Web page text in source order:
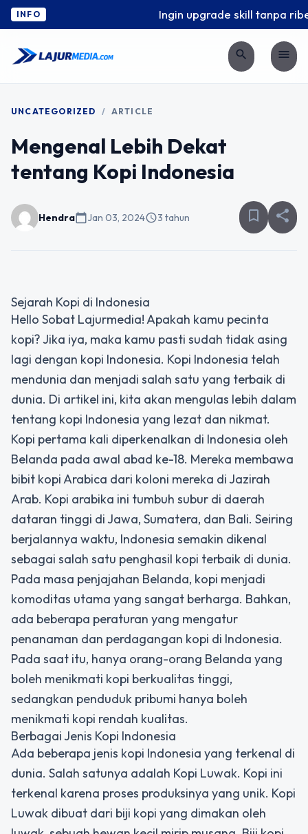
INFO Ingin upgrade skill tanpa
search menu
UNCATEGORIZED / ARTICLE
Mengenal Lebih Dekat
tentang Kopi Indonesia
Hendracalendar_todayJan 03, 2024schedule3 tahun bookmark_border share
Sejarah Kopi di Indonesia
Hello Sobat Lajurmedia! Apakah kamu pecinta
kopi? Jika iya, maka kamu pasti sudah tidak asing
lagi dengan kopi Indonesia. Kopi Indonesia telah
mendunia dan menjadi salah satu yang terbaik di
dunia. Di artikel ini, kita akan mengulas lebih dalam
tentang kopi Indonesia yang lezat dan nikmat.
Kopi pertama kali diperkenalkan di Indonesia oleh
Belanda pada awal abad ke-18. Mereka membawa
bibit kopi Arabica dari koloni mereka di Jazirah
Arab. Kopi arabika ini tumbuh subur di daerah
dataran tinggi di Jawa, Sumatera, dan Bali. Seiring
berjalannya waktu, Indonesia semakin dikenal
sebagai salah satu penghasil kopi terbaik di dunia.
Pada masa penjajahan Belanda, kopi menjadi
komoditas utama yang sangat berharga. Bahkan,
ada beberapa peraturan yang mengatur
penanaman dan perdagangan kopi di Indonesia.
Pada saat itu, hanya orang-orang Belanda yang
boleh menikmati kopi berkualitas tinggi,
sedangkan penduduk pribumi hanya boleh
menikmati kopi rendah kualitas.
Berbagai Jenis Kopi Indonesia
Ada beberapa jenis kopi Indonesia yang terkenal di
dunia. Salah satunya adalah Kopi Luwak. Kopi ini
terkenal karena proses produksinya yang unik. Kopi
Luwak dibuat dari biji kopi yang dimakan oleh